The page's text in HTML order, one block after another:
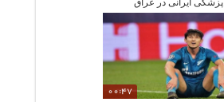
00:47